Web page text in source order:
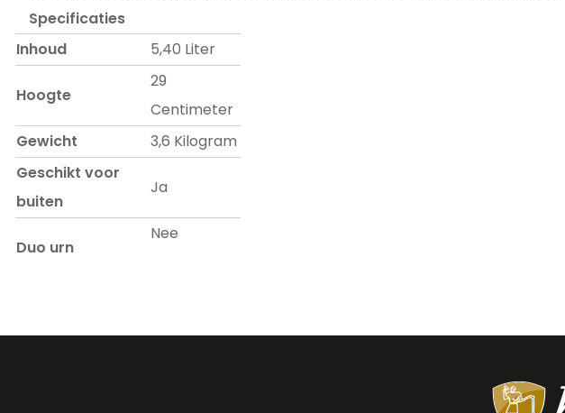
Specificaties
Inhoud
5,40 Liter
Hoogte
29
Centimeter
Gewicht
3,6 Kilogram
Geschikt voor
buiten
Ja
Duo urn
Nee